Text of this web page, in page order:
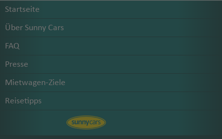
Startseite
Über Sunny Cars
FAQ
Presse
Mietwagen-Ziele
Reisetipps